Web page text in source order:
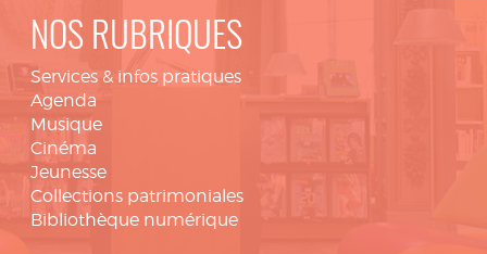
NOS RUBRIQUES
Services & infos pratiques
Agenda
Musique
Cinéma
Jeunesse
Collections patrimoniales
Bibliothèque numérique